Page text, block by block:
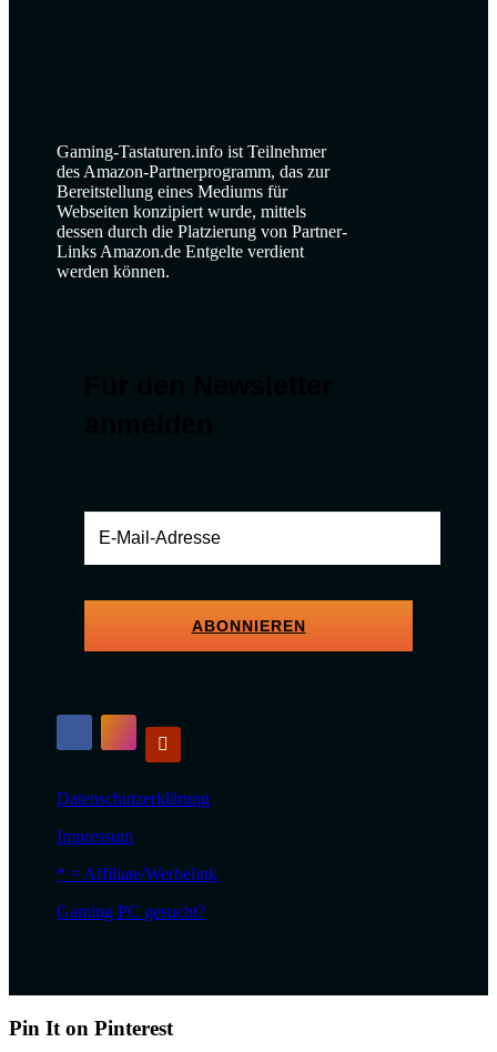
Gaming-Tastaturen.info ist Teilnehmer
des Amazon-Partnerprogramm, das zur
Bereitstellung eines Mediums für
Webseiten konzipiert wurde, mittels
dessen durch die Platzierung von Partner-
Links Amazon.de Entgelte verdient
werden können.
ABONNIEREN
Datenschutzerklärung
Impressum
* = Affiliate/Werbelink
Gaming PC gesucht?
Pin It on Pinterest